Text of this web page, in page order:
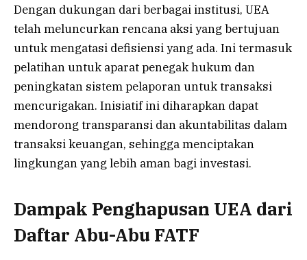
Dengan dukungan dari berbagai institusi, UEA
telah meluncurkan rencana aksi yang bertujuan
untuk mengatasi defisiensi yang ada. Ini termasuk
pelatihan untuk aparat penegak hukum dan
peningkatan sistem pelaporan untuk transaksi
mencurigakan. Inisiatif ini diharapkan dapat
mendorong transparansi dan akuntabilitas dalam
transaksi keuangan, sehingga menciptakan
lingkungan yang lebih aman bagi investasi.
Dampak Penghapusan UEA dari
Daftar Abu-Abu FATF